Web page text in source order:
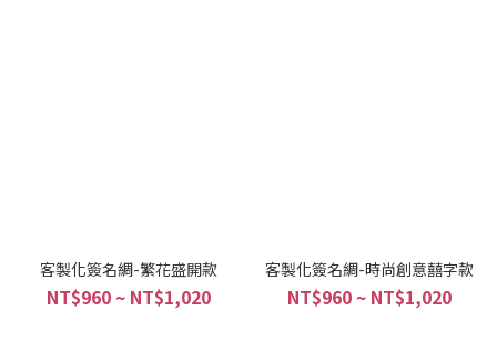
客製化簽名綢-繁花盛開款
NT$960 ~ NT$1,020
客製化簽名綢-時尚創意囍字款
NT$960 ~ NT$1,020